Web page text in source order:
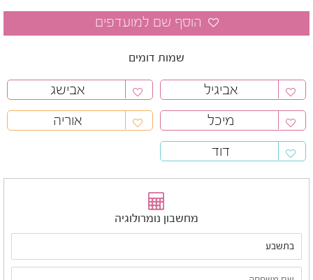
שמות דומים
אביגיל
אבישג
מיכל
אוריה
דוד
מחשבון נומרולוגיה